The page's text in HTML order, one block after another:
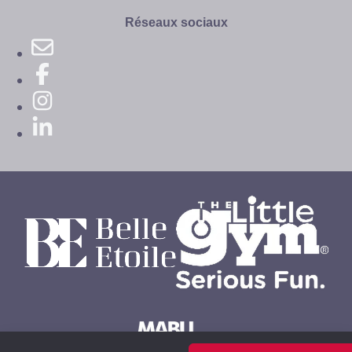
Réseaux sociaux